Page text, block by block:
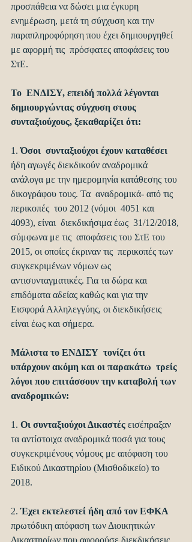
προσπάθεια να δώσει μια έγκυρη
ενημέρωση, μετά τη σύγχυση και την
παραπληροφόρηση που έχει δημιουργηθεί
με αφορμή τις  πρόσφατες αποφάσεις του
ΣτΕ.
Το  ΕΝΔΙΣΥ, επειδή πολλά λέγονται
δημιουργώντας σύγχυση στους
συνταξιούχους, ξεκαθαρίζει ότι:
1. Όσοι  συνταξιούχοι έχουν καταθέσει
ήδη αγωγές διεκδικούν αναδρομικά
ανάλογα με την ημερομηνία κατάθεσης του
δικογράφου τους. Τα  αναδρομικά- από τις
περικοπές  του 2012 (νόμοι  4051 και
4093), είναι  διεκδικήσιμα έως  31/12/2018,
σύμφωνα με τις  αποφάσεις του ΣτΕ του
2015, οι οποίες έκριναν τις  περικοπές των
συγκεκριμένων νόμων ως
αντισυνταγματικές. Για τα δώρα και
επιδόματα αδείας καθώς και για την
Εισφορά Αλληλεγγύης, οι διεκδικήσεις
είναι έως και σήμερα.
Μάλιστα το ΕΝΔΙΣΥ  τονίζει ότι
υπάρχουν ακόμη και οι παρακάτω  τρείς
λόγοι που επιτάσσουν την καταβολή των
αναδρομικών:
1. Οι συνταξιούχοι Δικαστές εισέπραξαν
τα αντίστοιχα αναδρομικά ποσά για τους
συγκεκριμένους νόμους με απόφαση του
Ειδικού Δικαστηρίου (Μισθοδικείο) το
2018.
2. Έχει εκτελεστεί ήδη από τον ΕΦΚΑ
πρωτόδικη απόφαση των Διοικητικών
Δικαστηρίων που αφορούσε διεκδικήσεις